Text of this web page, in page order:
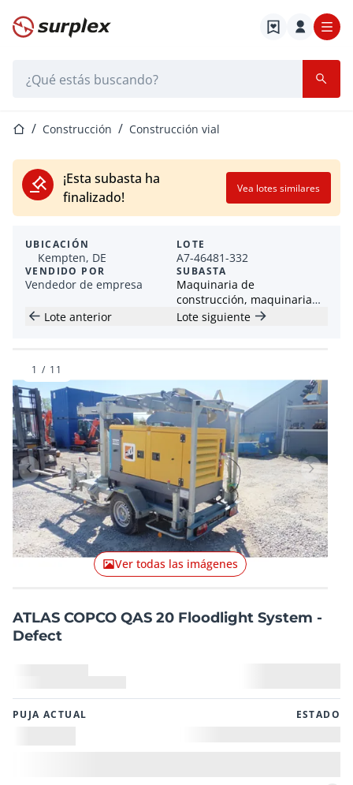
Página de inicio
Página de inicio
Construcción Construcción vial
¡Esta subasta ha
finalizado!
Vea lotes similares
UBICACIÓN
Kempten, DE
VENDIDO POR
Vendedor de empresa
LOTE
A7-46481-332
SUBASTA
Maquinaria de
construcción, maquinaria
pequeña y manual /
Lote anterior Lote siguiente
Artículo anterior
Ver todas las imágenes
1 / 11
ATLAS COPCO QAS 20 Floodlight System -
Defect
PUJA ACTUAL ESTADO